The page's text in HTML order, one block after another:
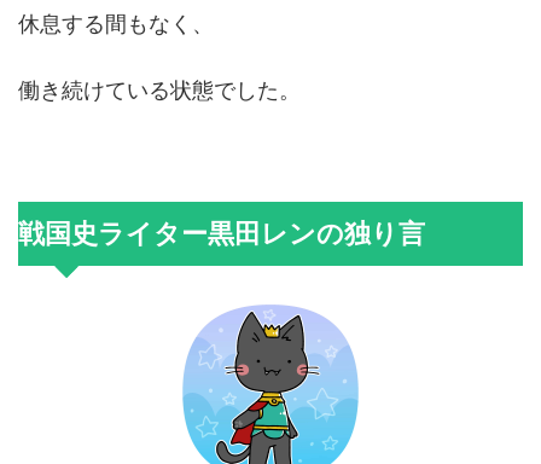
休息する間もなく、
働き続けている状態でした。
戦国史ライター黒田レンの独り言